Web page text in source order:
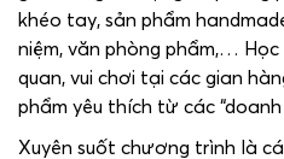
khéo tay, sản phẩm
niệm, văn phòng phẩm,…
quan, vui chơi tại các gian
phẩm yêu thích từ các “doanh
Xuyên suốt chương trình là